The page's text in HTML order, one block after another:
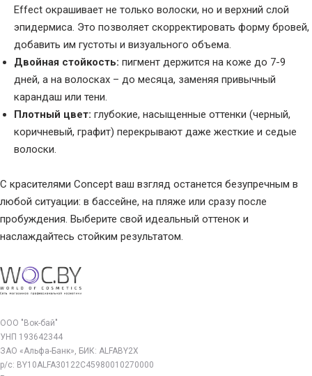
Effect окрашивает не только волоски, но и верхний слой
эпидермиса. Это позволяет скорректировать форму бровей,
добавить им густоты и визуального объема.
Двойная стойкость: пигмент держится на коже до 7-9
дней, а на волосках – до месяца, заменяя привычный
карандаш или тени.
Плотный цвет: глубокие, насыщенные оттенки (черный,
коричневый, графит) перекрывают даже жесткие и седые
волоски.
С красителями Concept ваш взгляд останется безупречным в
любой ситуации: в бассейне, на пляже или сразу после
пробуждения. Выберите свой идеальный оттенок и
наслаждайтесь стойким результатом.
ООО "Вок-бай"
УНП 193642344
ЗАО «Альфа-Банк», БИК: ALFABY2X
р/с: BY10ALFA30122C45980010270000